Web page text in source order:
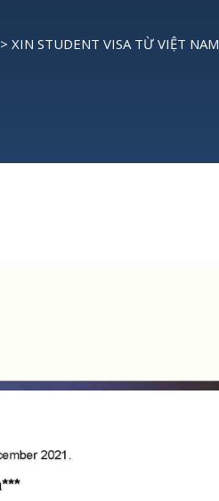
> XIN STUDENT VISA TỪ VIỆT